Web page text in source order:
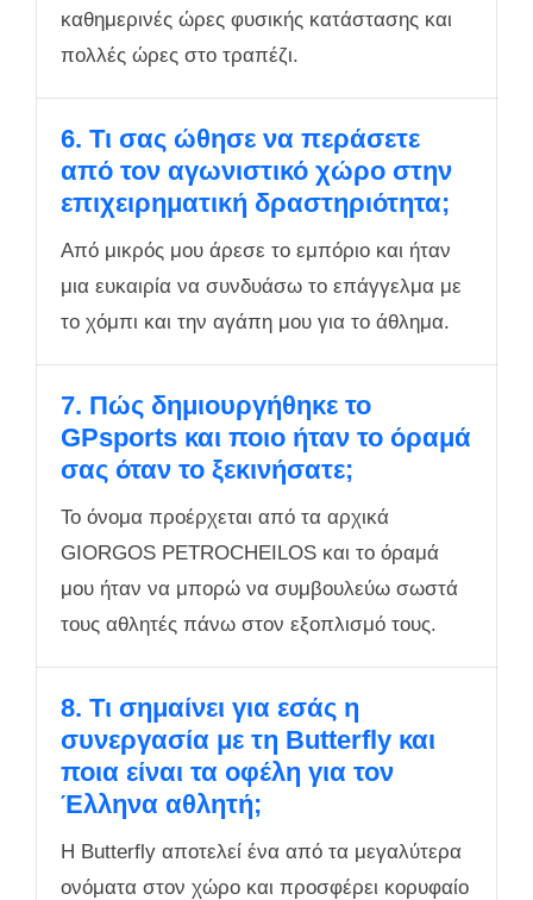
καθημερινές ώρες φυσικής κατάστασης και
πολλές ώρες στο τραπέζι.
6. Τι σας ώθησε να περάσετε
από τον αγωνιστικό χώρο στην
επιχειρηματική δραστηριότητα;
Από μικρός μου άρεσε το εμπόριο και ήταν
μια ευκαιρία να συνδυάσω το επάγγελμα με
το χόμπι και την αγάπη μου για το άθλημα.
7. Πώς δημιουργήθηκε το
GPsports και ποιο ήταν το όραμά
σας όταν το ξεκινήσατε;
Το όνομα προέρχεται από τα αρχικά
GIORGOS PETROCHEILOS και το όραμά
μου ήταν να μπορώ να συμβουλεύω σωστά
τους αθλητές πάνω στον εξοπλισμό τους.
8. Τι σημαίνει για εσάς η
συνεργασία με τη Butterfly και
ποια είναι τα οφέλη για τον
Έλληνα αθλητή;
Η Butterfly αποτελεί ένα από τα μεγαλύτερα
ονόματα στον χώρο και προσφέρει κορυφαίο